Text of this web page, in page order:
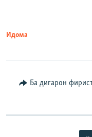
Идома
Ба дигарон